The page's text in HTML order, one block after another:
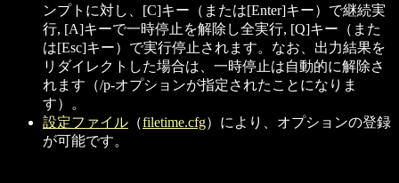
ンプトに対し、[C]キー（または[Enter]キー）で継続実
行, [A]キーで一時停止を解除し全実行, [Q]キー（また
は[Esc]キー）で実行停止されます。なお、出力結果を
リダイレクトした場合は、一時停止は自動的に解除さ
れます（/p-オプションが指定されたことになりま
す）。
設定ファイル （filetime.cfg）により、オプションの登録
が可能です。